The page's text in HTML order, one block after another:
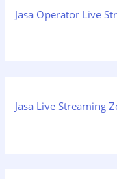
Jasa Operator Live
Jasa Live Streaming